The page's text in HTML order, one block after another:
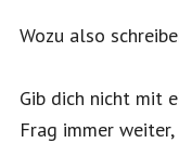
Wozu also
Gib dich nicht mit
Frag immer